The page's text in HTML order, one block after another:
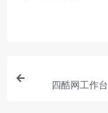
四酷网工作